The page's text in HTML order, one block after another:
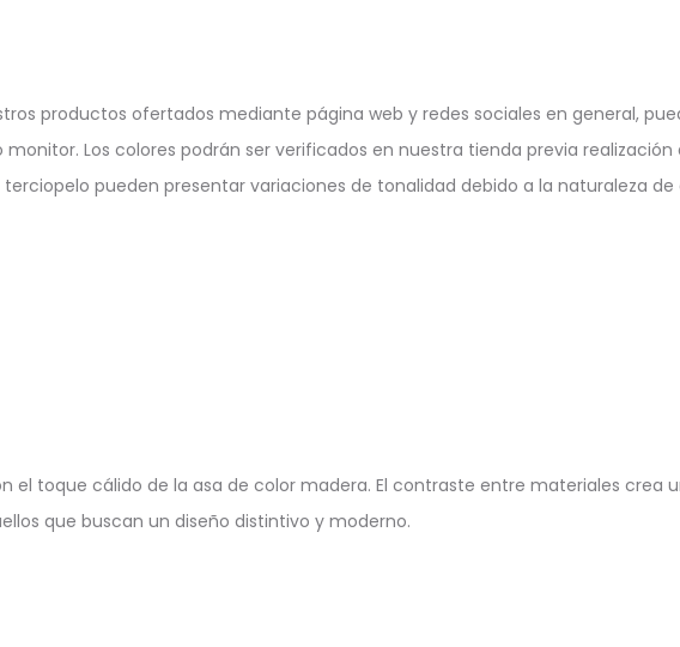
productos ofertados mediante página web y redes sociales en general,
Los colores podrán ser verificados en nuestra tienda previa
pueden presentar variaciones de tonalidad debido a la naturaleza de
toque cálido de la asa de color madera. El contraste entre materiales crea
que buscan un diseño distintivo y moderno.